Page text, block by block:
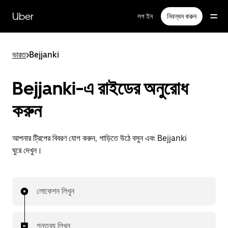
প্রধান
বিষয়সূচিতে
Uber লগ ইন নিবন্ধন করুন
ভারত>Bejjanki
Bejjanki-এ রাইডের অনুরোধ
করুন
আপনার ট্রিপের বিবরণ যোগ করুন, গাড়িতে উঠে বসুন এবং Bejjanki
ঘুরে দেখুন।
লোকেশন লিখুন
গন্তব্য লিখুন